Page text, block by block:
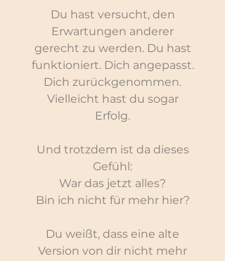
Du hast versucht, den
Erwartungen anderer
gerecht zu werden. Du hast
funktioniert. Dich angepasst.
Dich zurückgenommen.
Vielleicht hast du sogar
Erfolg.
Und trotzdem ist da dieses
Gefühl:
War das jetzt alles?
Bin ich nicht für mehr hier?
Du weißt, dass eine alte
Version von dir nicht mehr